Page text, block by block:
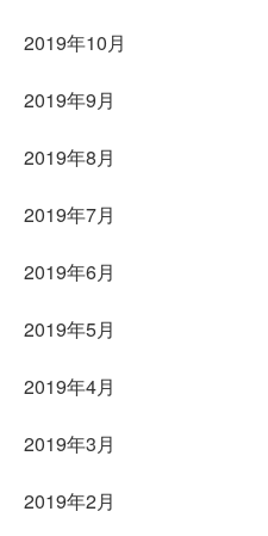
2019年10月
2019年9月
2019年8月
2019年7月
2019年6月
2019年5月
2019年4月
2019年3月
2019年2月